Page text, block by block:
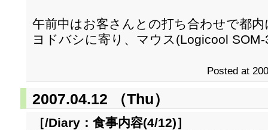
午前中はお客さんとの打ち合わせで都
ヨドバシに寄り、マウス(Logicool
Posted at
2007.04.12 （Thu）
［/Diary： 食事内容(4/12)］